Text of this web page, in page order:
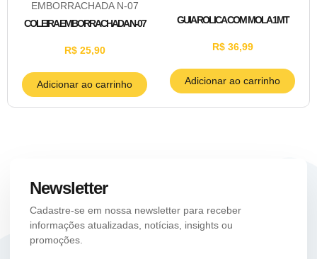
COLEIRA EMBORRACHADA N-07
R$25,90
Adicionar ao carrinho
GUIA ROLICA COM MOLA 1MT
R$36,99
Adicionar ao carrinho
Newsletter
Cadastre-se em nossa newsletter para receber
informações atualizadas, notícias, insights ou
promoções.